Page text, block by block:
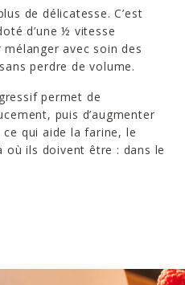
de délicatesse. C’est
d’une ½ vitesse
avec soin des
perdre de volume.
permet de
puis d’augmenter
qui aide la farine, le
où ils doivent être : dans le